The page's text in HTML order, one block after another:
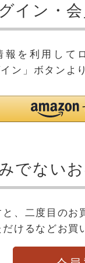
イン・
を利用して
ン」ボタンよ
でない
、二度目のお
けるなどお買